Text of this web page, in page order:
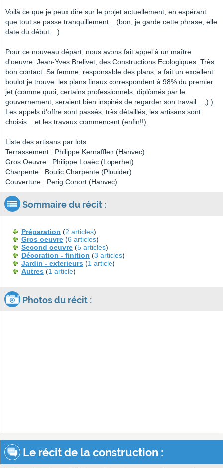
Voilà ce que je peux dire sur le projet actuellement, en espérant
que tout se passe tranquillement... (bon, je garde cette phrase, elle
date du début... )
Pour ce nouveau départ, nous avons fait appel à un maître
d'oeuvre: Jean-Yves Brelivet, des Constructions Ecologiques. Très
bon contact. Sa femme, responsable des plans, a fait un excellent
boulot je trouve: les plans finaux correspondent à 98% du premier
jet (comme quoi, certains professionnels, diplômés par le
gouvernement, seraient bien inspirés de regarder son travail... ;) ).
Les appels d'offre sont passés, très détaillés, les artisans sont
choisis... et les travaux commencent (enfin!!).
Liste des artisans par lots:
Terrassement : Philippe Kernafflen (Hanvec)
Gros Oeuvre : Philippe Loaëc (Loperhet)
Charpente : Boulic Charpente (Plouider)
Couverture : Perig Conort (Hanvec)
Sommaire du récit :
Préparation (2 articles)
Gros oeuvre (6 articles)
Second oeuvre (5 articles)
Décoration - finition (3 articles)
Jardin - exterieurs (1 article)
Autres (1 article)
Photos du récit :
Le récit de la construction :